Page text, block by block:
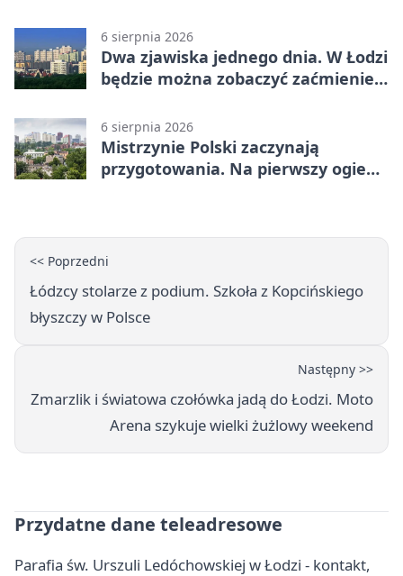
6 sierpnia 2026
Dwa zjawiska jednego dnia. W Łodzi
będzie można zobaczyć zaćmienie i
6 sierpnia 2026
Mistrzynie Polski zaczynają
przygotowania. Na pierwszy ogień
<< Poprzedni
Łódzcy stolarze z podium. Szkoła z Kopcińskiego
błyszczy w Polsce
Następny >>
Zmarzlik i światowa czołówka jadą do Łodzi. Moto
Arena szykuje wielki żużlowy weekend
Przydatne dane teleadresowe
Parafia św. Urszuli Ledóchowskiej w Łodzi - kontakt,